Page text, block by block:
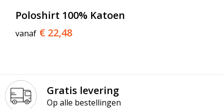
Poloshirt 100% Katoen
vanaf € 22,48
Gratis levering
Op alle bestellingen